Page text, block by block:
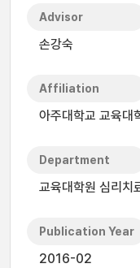
Advisor
손강숙
Affiliation
아주대학교 교육대
Department
교육대학원 심리치
Publication Year
2016-02